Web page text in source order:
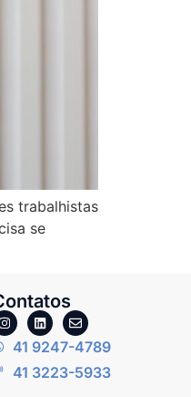
trabalhistas
se
41 9247-4789
41 3223-5933